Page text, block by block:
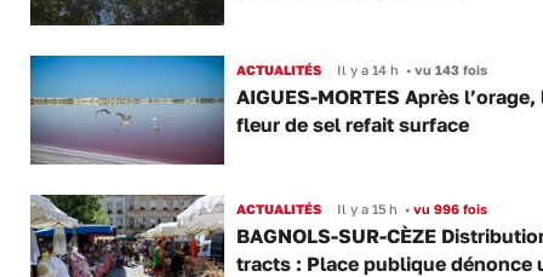
ACTUALITÉS Il y a 14 h •vu 143 fois
AIGUES-MORTES Après l’orage,
fleur de sel refait surface
ACTUALITÉS Il y a 15 h •vu 996 fois
BAGNOLS-SUR-CÈZE
tracts : Place publique dénonce